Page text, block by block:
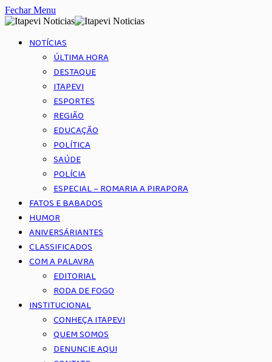
Fechar Menu
NOTÍCIAS
ÚLTIMA HORA
DESTAQUE
ITAPEVI
ESPORTES
REGIÃO
EDUCAÇÃO
POLÍTICA
SAÚDE
POLÍCIA
ESPECIAL – ROMARIA A PIRAPORA
FATOS E BABADOS
HUMOR
ANIVERSÁRIANTES
CLASSIFICADOS
COM A PALAVRA
EDITORIAL
RODA DE FOGO
INSTITUCIONAL
CONHEÇA ITAPEVI
QUEM SOMOS
DENUNCIE AQUI